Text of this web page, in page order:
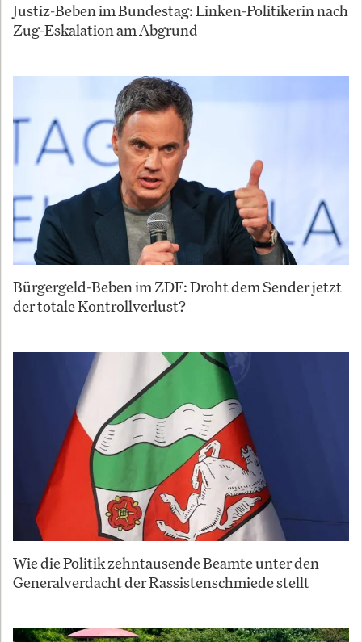
Justiz-Beben im Bundestag: Linken-Politikerin nach
Zug-Eskalation am Abgrund
Bürgergeld-Beben im ZDF: Droht dem Sender jetzt
der totale Kontrollverlust?
Wie die Politik zehntausende Beamte unter den
Generalverdacht der Rassistenschmiede stellt